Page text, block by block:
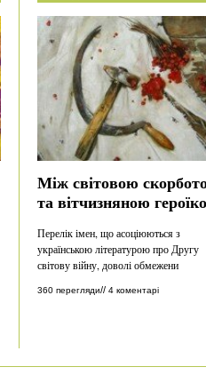
Між світовою
та вітчизняною
Перелік імен, що асоціюються з
українською літературою про Другу
світову війну, доволі обмежени
360 перегляди// 4 коментарі